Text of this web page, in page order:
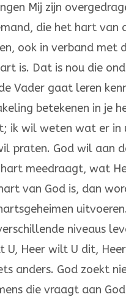
Mij zijn
die het hart
ook in verband met
is. Dat is nou die
Vader gaat leren
be­te­kenen in je
ik wil weten wat er in
praten. God wil aan
meedraagt, wat
van God is, dan
niveaus
U, Heer wilt U dit,
anders. God zoekt
die vraagt aan